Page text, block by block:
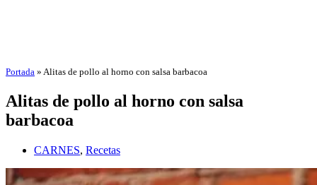
Portada » Alitas de pollo al horno con salsa barbacoa
Alitas de pollo al horno con salsa
barbacoa
CARNES, Recetas